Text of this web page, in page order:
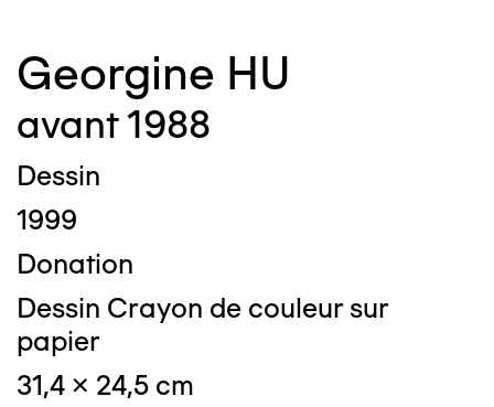
Georgine HU
avant 1988
Dessin
1999
Donation
Dessin Crayon de couleur sur
papier
31,4 x 24,5 cm